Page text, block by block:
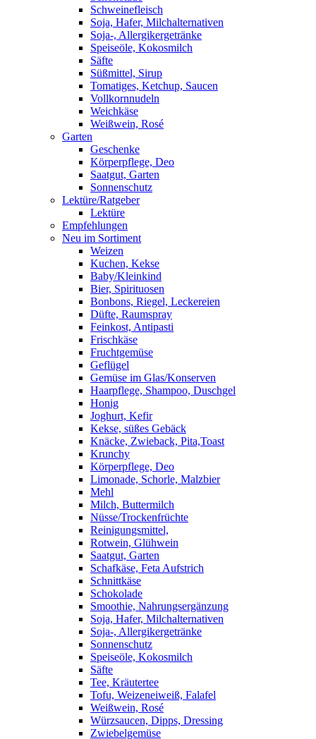
Schweinefleisch
Soja, Hafer, Milchalternativen
Soja-, Allergikergetränke
Speiseöle, Kokosmilch
Säfte
Süßmittel, Sirup
Tomatiges, Ketchup, Saucen
Vollkornnudeln
Weichkäse
Weißwein, Rosé
Garten
Geschenke
Körperpflege, Deo
Saatgut, Garten
Sonnenschutz
Lektüre/Ratgeber
Lektüre
Empfehlungen
Neu im Sortiment
Weizen
Kuchen, Kekse
Baby/Kleinkind
Bier, Spirituosen
Bonbons, Riegel, Leckereien
Düfte, Raumspray
Feinkost, Antipasti
Frischkäse
Fruchtgemüse
Geflügel
Gemüse im Glas/Konserven
Haarpflege, Shampoo, Duschgel
Honig
Joghurt, Kefir
Kekse, süßes Gebäck
Knäcke, Zwieback, Pita,Toast
Krunchy
Körperpflege, Deo
Limonade, Schorle, Malzbier
Mehl
Milch, Buttermilch
Nüsse/Trockenfrüchte
Reinigungsmittel,
Rotwein, Glühwein
Saatgut, Garten
Schafkäse, Feta Aufstrich
Schnittkäse
Schokolade
Smoothie, Nahrungsergänzung
Soja, Hafer, Milchalternativen
Soja-, Allergikergetränke
Sonnenschutz
Speiseöle, Kokosmilch
Säfte
Tee, Kräutertee
Tofu, Weizeneiweiß, Falafel
Weißwein, Rosé
Würzsaucen, Dipps, Dressing
Zwiebelgemüse